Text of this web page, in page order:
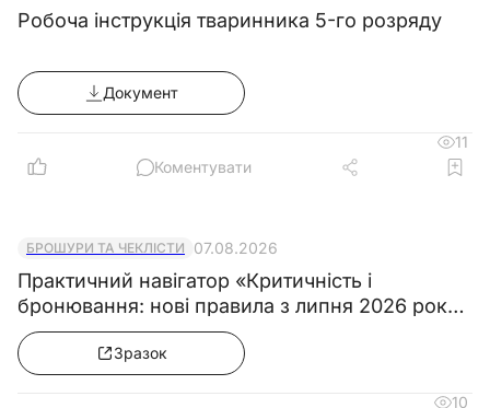
Робоча інструкція тваринника 5-го розряду
Документ
11
Коментувати
БРОШУРИ ТА ЧЕКЛІСТИ 07.08.2026
Практичний навігатор «Критичність і
бронювання: нові правила з липня 2026 року
& Колекція зразків документів»
Зразок
10